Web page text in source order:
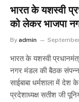
भारत के यशस्वी
को लेकर भाजपा
By admin
भारत के यशस्वी
नगर मंडल की बैठक
साईबाबा धर्मशाला में
प्रदेशाध्यक्ष सतीश जी